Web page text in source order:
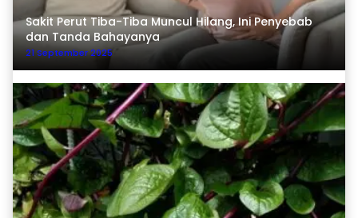
Sakit Perut Tiba-Tiba Muncul Hilang, Ini Penyebab
dan Tanda Bahayanya
21 September 2025